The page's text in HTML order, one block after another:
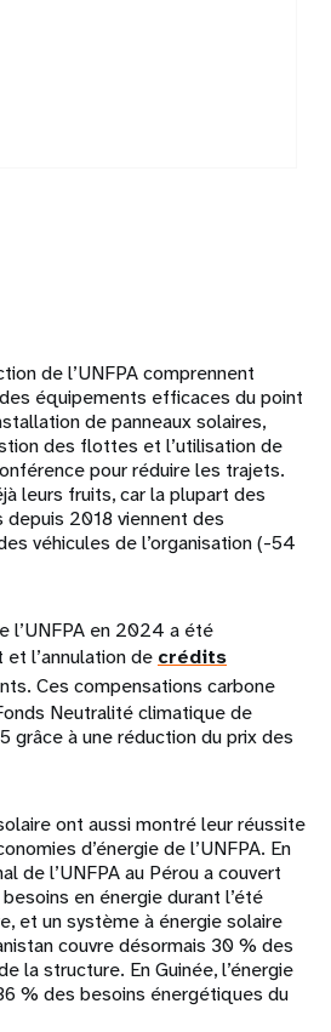
de l’UNFPA comprennent
équipements efficaces du point
de panneaux solaires,
des flottes et l’utilisation de
pour réduire les trajets.
leurs fruits, car la plupart des
depuis 2018 viennent des
véhicules de l’organisation (-54
l’UNFPA en 2024 a été
et l’annulation de crédits
Ces compensations carbone
Neutralité climatique de
grâce à une réduction du prix des
ont aussi montré leur réussite
d’énergie de l’UNFPA. En
de l’UNFPA au Pérou a couvert
en énergie durant l’été
et un système à énergie solaire
couvre désormais 30 % des
la structure. En Guinée, l’énergie
% des besoins énergétiques du